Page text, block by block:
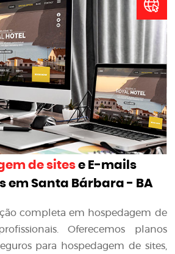
de sitese E-mails
em Santa Bárbara - BA
completa em hospedagem de
Oferecemos planos
para hospedagem de sites,